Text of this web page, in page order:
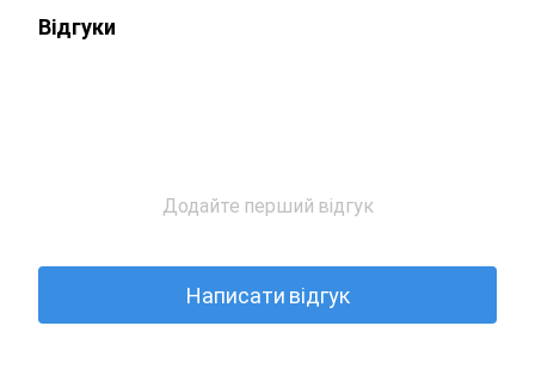
Відгуки
Додайте перший відгук
Написати відгук